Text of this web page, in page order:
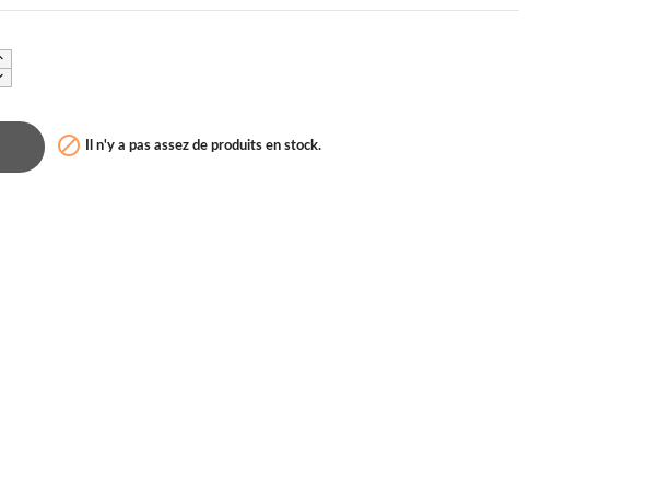
 Il n'y a pas assez de produits en stock.